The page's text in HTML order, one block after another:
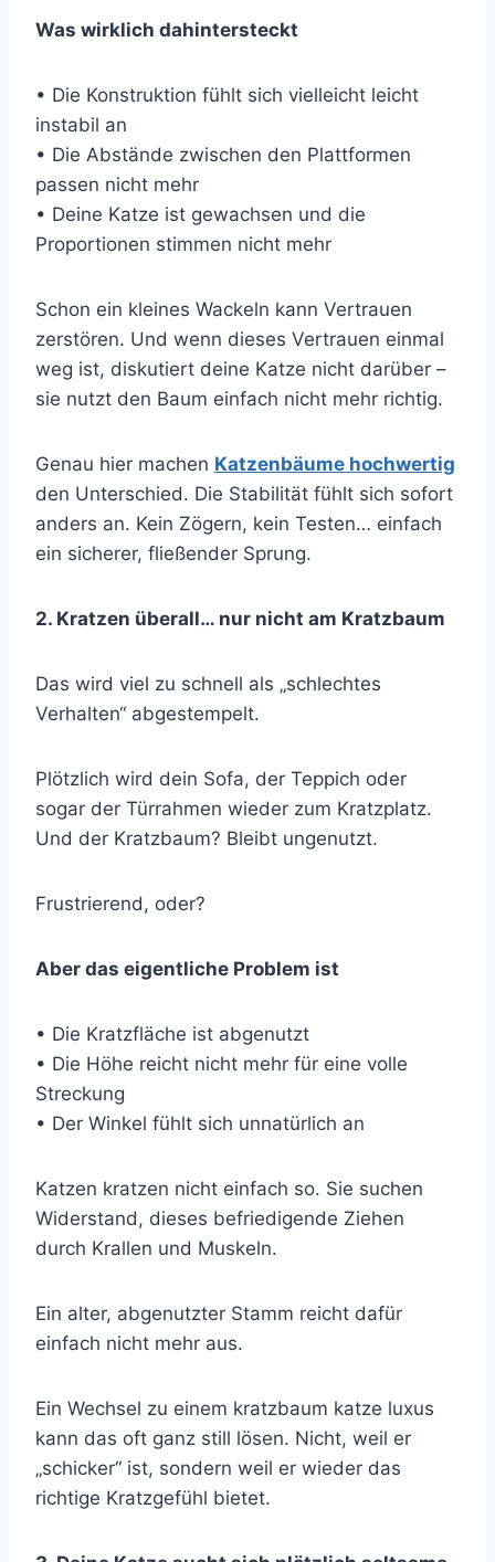
Was wirklich dahintersteckt
• Die Konstruktion fühlt sich vielleicht leicht
instabil an
• Die Abstände zwischen den Plattformen
passen nicht mehr
• Deine Katze ist gewachsen und die
Proportionen stimmen nicht mehr
Schon ein kleines Wackeln kann Vertrauen
zerstören. Und wenn dieses Vertrauen einmal
weg ist, diskutiert deine Katze nicht darüber –
sie nutzt den Baum einfach nicht mehr richtig.
Genau hier machen Katzenbäume hochwertig
den Unterschied. Die Stabilität fühlt sich sofort
anders an. Kein Zögern, kein Testen… einfach
ein sicherer, fließender Sprung.
2. Kratzen überall… nur nicht am Kratzbaum
Das wird viel zu schnell als „schlechtes
Verhalten“ abgestempelt.
Plötzlich wird dein Sofa, der Teppich oder
sogar der Türrahmen wieder zum Kratzplatz.
Und der Kratzbaum? Bleibt ungenutzt.
Frustrierend, oder?
Aber das eigentliche Problem ist
• Die Kratzfläche ist abgenutzt
• Die Höhe reicht nicht mehr für eine volle
Streckung
• Der Winkel fühlt sich unnatürlich an
Katzen kratzen nicht einfach so. Sie suchen
Widerstand, dieses befriedigende Ziehen
durch Krallen und Muskeln.
Ein alter, abgenutzter Stamm reicht dafür
einfach nicht mehr aus.
Ein Wechsel zu einem kratzbaum katze luxus
kann das oft ganz still lösen. Nicht, weil er
„schicker“ ist, sondern weil er wieder das
richtige Kratzgefühl bietet.